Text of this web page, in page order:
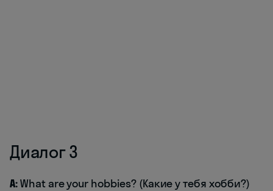
Диалог 3
A:What are your hobbies? (Какие у тебя хобби?)